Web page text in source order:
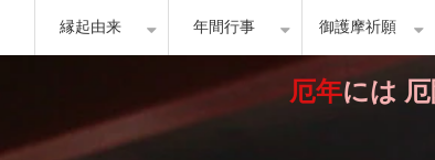
縁起由来 年間行事 御護摩祈願
厄年には